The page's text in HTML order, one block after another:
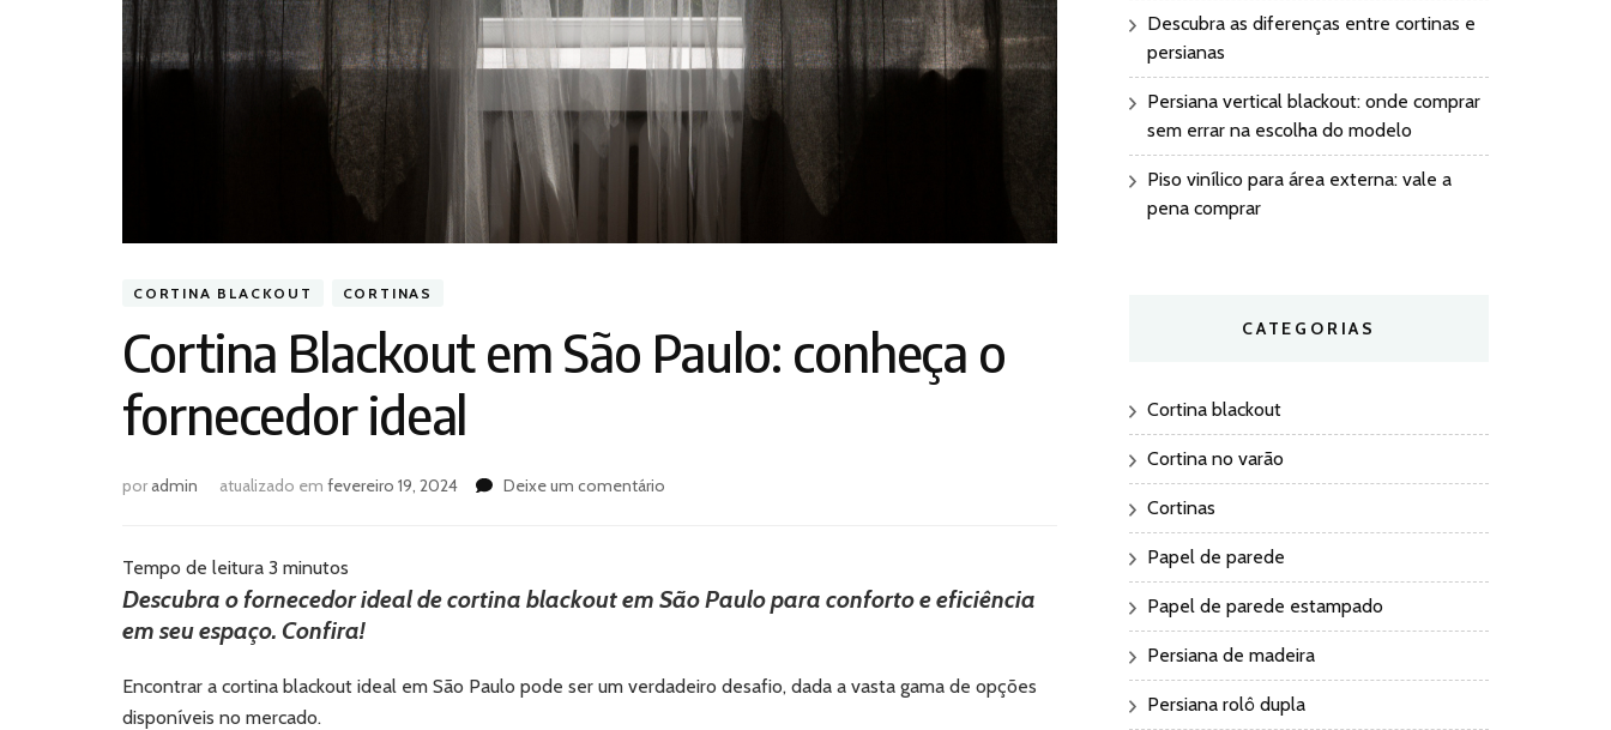
CORTINA BLACKOUT CORTINAS
Cortina Blackout em São Paulo: conheça o
fornecedor ideal
poradmin atualizado em fevereiro 19, 2024 Deixe um comentário
Paulo:
fornecedor
Tempo de leitura 3 minutos
Descubra o fornecedor ideal de cortina blackout em São Paulo para conforto e eficiência
em seu espaço. Confira!
Encontrar a cortina blackout ideal em São Paulo pode ser um verdadeiro desafio, dada a vasta gama de opções
disponíveis no mercado.
Descubra as diferenças entre cortinas e
persianas
Persiana vertical blackout: onde comprar
sem errar na escolha do modelo
Piso vinílico para área externa: vale a
pena comprar
CATEGORIAS
Cortina blackout
Cortina no varão
Cortinas
Papel de parede
Papel de parede estampado
Persiana de madeira
Persiana rolô dupla